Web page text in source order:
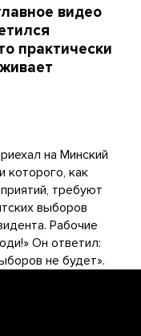
видео
практически
на Минский
которого, как
требуют
выборов
Рабочие
Он ответил:
не будет».